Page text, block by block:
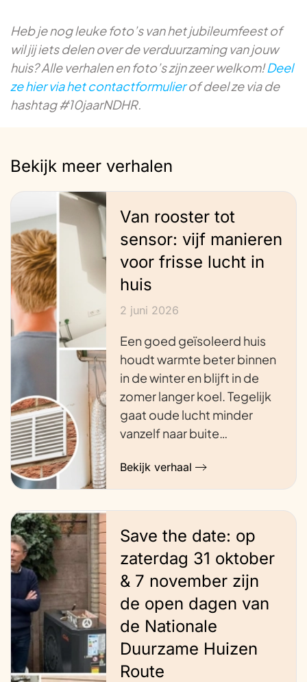
Heb je nog leuke foto’s van het jubileumfeest of
wil jij iets delen over de verduurzaming van jouw
huis? Alle verhalen en foto’s zijn zeer welkom!Deel
ze hier via het contactformulier of deel ze via de
hashtag #10jaarNDHR.
Bekijk meer verhalen
Van rooster tot
sensor: vijf manieren
voor frisse lucht in
huis
2 juni 2026
Een goed geïsoleerd huis
houdt warmte beter binnen
in de winter en blijft in de
zomer langer koel. Tegelijk
gaat oude lucht minder
vanzelf naar buite…
Bekijk verhaal
Save the date: op
zaterdag 31 oktober
& 7 november zijn
de open dagen van
de Nationale
Duurzame Huizen
Route